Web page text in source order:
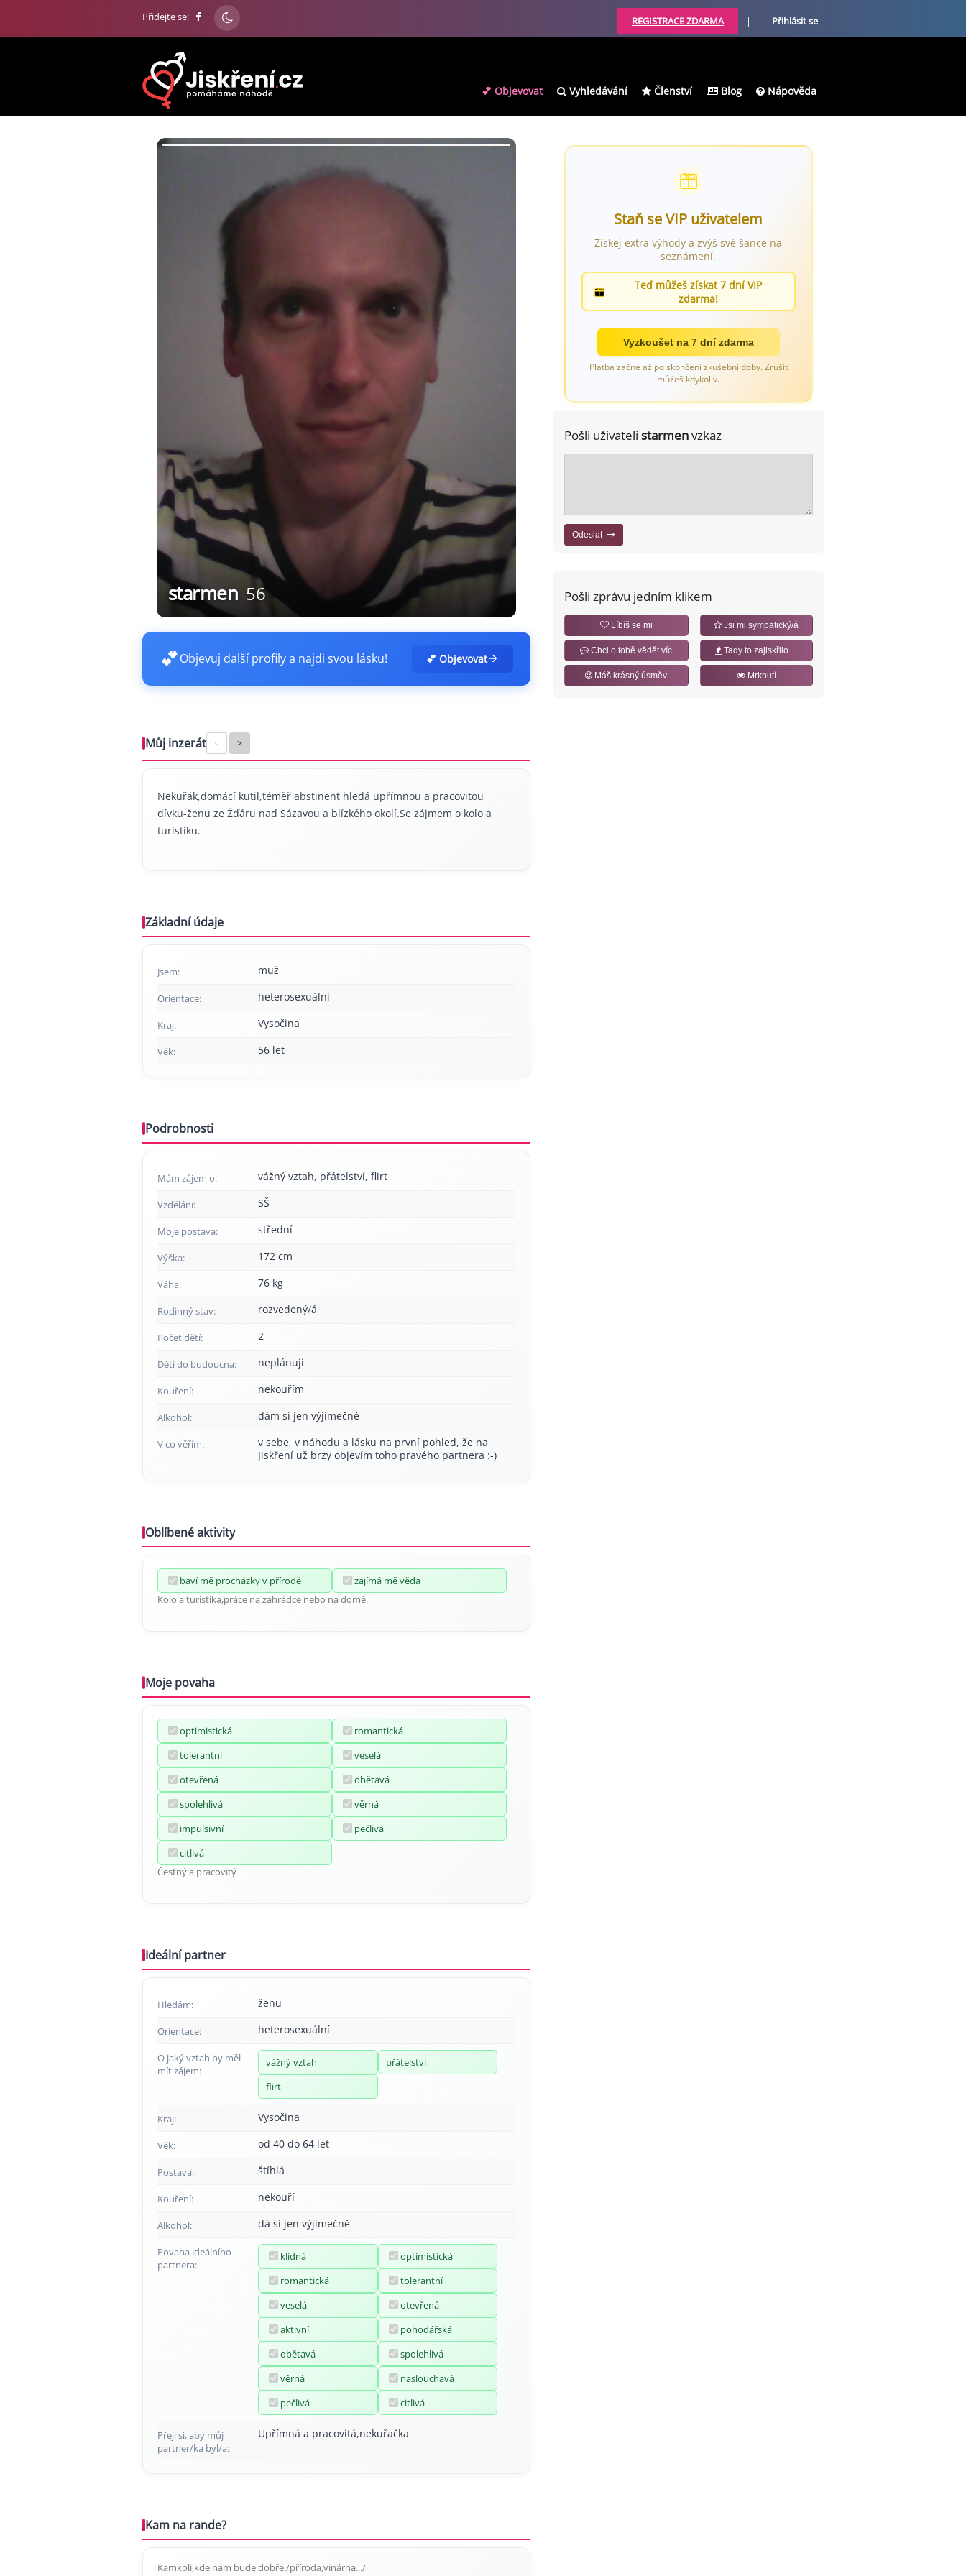
Přidejte se: REGISTRACE ZDARMA | Přihlásit se
💕 Objevovat Vyhledávání Členství Blog Nápověda
starmen 56
💕Objevuj další profily a najdi svou lásku! 💕 Objevovat
Můj inzerát < >
Nekuřák,domácí kutil,téměř abstinent hledá upřímnou a pracovitou
dívku-ženu ze Žďáru nad Sázavou a blízkého okolí.Se zájmem o kolo a
turistiku.
Základní údaje
Jsem: muž
Orientace: heterosexuální
Kraj: Vysočina
Věk: 56 let
Podrobnosti
Mám zájem o: vážný vztah, přátelství, flirt
Vzdělání: SŠ
Moje postava: střední
Výška: 172 cm
Váha: 76 kg
Rodinný stav: rozvedený/á
Počet dětí: 2
Děti do budoucna: neplánuji
Kouření: nekouřím
Alkohol: dám si jen výjimečně
V co věřím:
v sebe, v náhodu a lásku na první pohled, že na
Jiskření už brzy objevím toho pravého partnera :-)
Oblíbené aktivity
baví mě procházky v přírodě
zajímá mě věda
Kolo a turistika,práce na zahrádce nebo na domě.
Moje povaha
optimistická
romantická
tolerantní
veselá
otevřená
obětavá
spolehlivá
věrná
impulsivní
pečlivá
citlivá
Čestný a pracovitý
Ideální partner
Hledám: ženu
Orientace: heterosexuální
O jaký vztah by měl
mít zájem:
vážný vztah
přátelství
flirt
Kraj: Vysočina
Věk: od 40 do 64 let
Postava: štíhlá
Kouření: nekouří
Alkohol: dá si jen výjimečně
Povaha ideálního
partnera:
klidná
optimistická
romantická
tolerantní
veselá
otevřená
aktivní
pohodářská
obětavá
spolehlivá
věrná
naslouchavá
pečlivá
citlivá
Přeji si, aby můj
partner/ka byl/a:
Upřímná a pracovitá,nekuřačka
Kam na rande?
Kamkoli,kde nám bude dobře./příroda,vinárna.../
Staň se VIP uživatelem
Získej extra výhody a zvýš své šance na
seznámení.
Teď můžeš získat 7 dní VIP
zdarma!
Vyzkoušet na 7 dní zdarma
Platba začne až po skončení zkušební doby. Zrušit
můžeš kdykoliv.
Pošli uživateli starmenvzkaz
Odeslat
Pošli zprávu jedním klikem
Líbíš se mi Jsi mi sympatický/á
Chci o tobě vědět víc Tady to zajiskřilo ...
Máš krásný úsměv Mrknutí